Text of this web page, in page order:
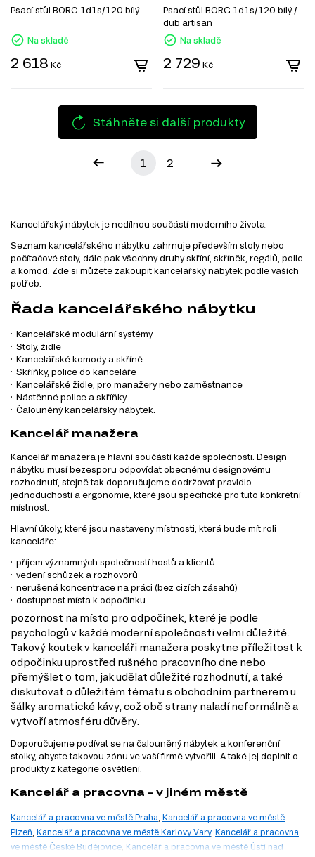
Psací stůl BORG 1d1s/120 bílý
Na skladě
2 618 Kč
Psací stůl BORG 1d1s/120 bílý /
dub artisan
Na skladě
2 729 Kč
Stáhněte si další produkty
1 2
Kancelářský nábytek je nedílnou součástí moderního života.
Seznam kancelářského nábytku zahrnuje především stoly nebo
počítačové stoly, dále pak všechny druhy skříní, skříněk, regálů, polic
a komod. Zde si můžete zakoupit kancelářský nábytek podle vaších
potřeb.
Řada kancelářského nábytku
Kancelářské modulární systémy
Stoly, židle
Kancelářské komody a skříně
Skříňky, police do kanceláře
Kancelářské židle, pro manažery nebo zaměstnance
Nástěnné police a skříňky
Čalouněný kancelářský nábytek.
Kancelář manažera
Kancelář manažera je hlavní součástí každé společnosti. Design
nábytku musí bezesporu odpovídat obecnému designovému
rozhodnutí, stejně tak doporučujeme dodržovat pravidlo
jednoduchostí a ergonomie, které jsou specifické pro tuto konkrétní
místnost.
Hlavní úkoly, které jsou nastaveny místnosti, která bude mít roli
kanceláře:
příjem významných společností hostů a klientů
vedení schůzek a rozhovorů
nerušená koncentrace na práci (bez cizích zásahů)
dostupnost místa k odpočinku.
pozornost na místo pro odpočinek, které je podle
psychologů v každé moderní společnosti velmi důležité.
Takový koutek v kanceláři manažera poskytne příležitost k
odpočinku uprostřed rušného pracovního dne nebo
přemýšlet o tom, jak udělat důležité rozhodnutí, a také
diskutovat o důležitém tématu s obchodním partnerem u
šálky aromatické kávy, což obě strany naladí neformálně a
vytvoří atmosféru důvěry.
Doporučujeme podívat se na čalouněný nábytek a konferenční
stolky, abyste takovou zónu ve vaší firmě vytvořili. A také jej doplnit o
produkty z kategorie osvětlení.
Kancelář a pracovna - v jiném městě
Kancelář a pracovna ve městě Praha Kancelář a pracovna ve městě
Plzeň Kancelář a pracovna ve městě Karlovy Vary, Kancelář a pracovna
ve městě České Budějovice Kancelář a pracovna ve městě Ústí nad